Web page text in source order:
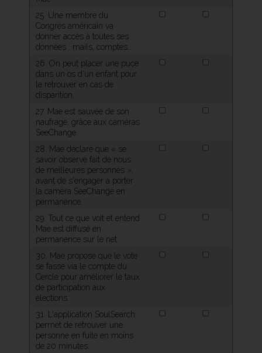
25. Une membre du
Congrès américain va
donner accès à toutes ses
données : mails, comptes…
26. On peut placer une puce
dans un os d'un enfant pour
le retrouver en cas de
disparition.
27. Mae est sauvée de son
naufrage, grâce aux caméras
SeeChange.
28. Mae déclare que « se
savoir observé fait de nous
de meilleures personnes »,
avant de s'engager à porter
la caméra SeeChange en
permanence.
29. Tout ce que voit et entend
Mae est diffusé en
permanence sur le net.
30. Mae propose que le vote
se fasse via le compte du
Cercle pour améliorer le taux
de participation aux
élections.
31. L'application SoulSearch
permet de retrouver une
personne en fuite en moins
de 20 minutes.